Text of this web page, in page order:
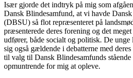
Især gjorde det indtryk på mig som
Dansk Blindesamfund, at vi havde
(DBSU) så flot repræsenteret på
præsenterede deres forening og det
udfører, både socialt og politisk. De unge
sig også gældende i debatterne med
til valg til Dansk Blindesamfunds
opmuntrende for mig at opleve.